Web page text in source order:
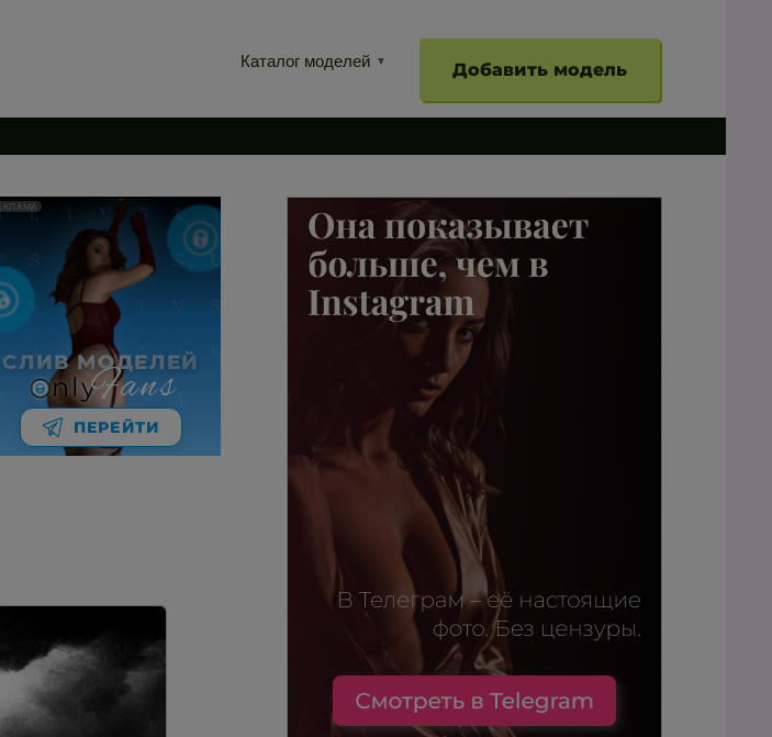
Каталог моделей Добавить модель
СЛИВ МОДЕЛЕЙ
nlyFans
ПЕРЕЙТИ